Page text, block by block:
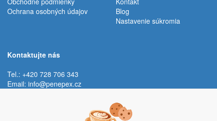
Ochrana osobných údajov
Blog
Nastavenie súkromia
Kontaktujte nás
Tel.: +420 728 706 343
Email: info@penepex.cz
Trávník 2076, 686 03 Staré Město